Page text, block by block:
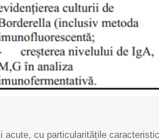
acute, cu particularitățile